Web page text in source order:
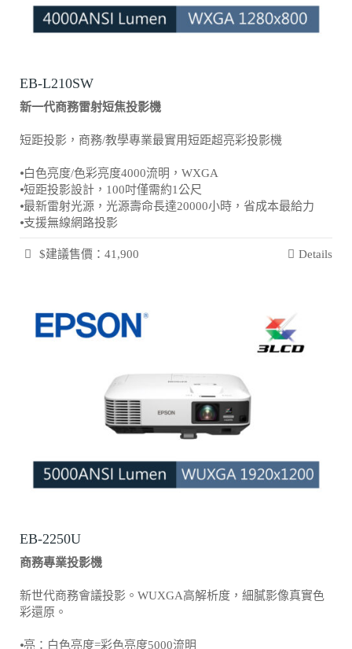
EB-L210SW
新一代商務雷射短焦投影機
短距投影，商務/教學專業最實用短距超亮彩投影機
⦁白色亮度/色彩亮度4000流明，WXGA
⦁短距投影設計，100吋僅需約1公尺
⦁最新雷射光源，光源壽命長達20000小時，省成本最給力
⦁支援無線網路投影
$建議售價：41,900 Details
EB-2250U
商務專業投影機
新世代商務會議投影。WUXGA高解析度，細膩影像真實色
彩還原。
⦁亮：白色亮度=彩色亮度5000流明